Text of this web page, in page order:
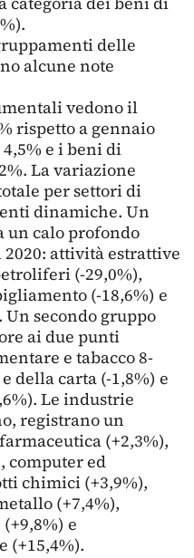
delle
alcune note
vedono il
rispetto a gennaio
e i beni di
La variazione
per settori di
dinamiche. Un
un calo profondo
attività estrattive
(-29,0%),
(-18,6%) e
secondo gruppo
ai due punti
e tabacco 8-
della carta (-1,8%) e
Le industrie
registrano un
(+2,3%),
computer ed
chimici (+3,9%),
(+7,4%),
e
(+15,4%).